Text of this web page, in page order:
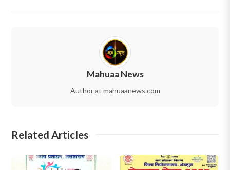
Mahuaa News
Author at mahuaanews.com
Related Articles